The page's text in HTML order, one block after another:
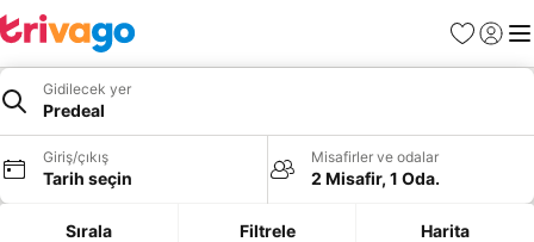
Favoriler
Giriş
Gidilecek yer
Predeal
Giriş/çıkış
Tarih seçin
Misafirler ve odalar
2 Misafir, 1 Oda.
Sırala Filtrele Harita